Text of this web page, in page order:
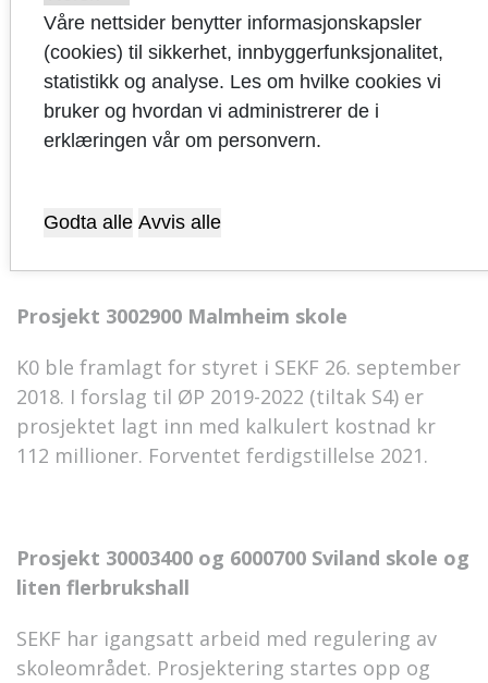
K2 framlagt for styret i SEKF 22. august 2018,
med kostnad kr 268 millioner, som er i samsvar
med ØP 2018-2021. Prosjektet skal
gjennomføres som modifisert totalentreprise.
Skolen skal stå ferdig til skolestart i august
forbindelse med utarbeidelse av kontrakt.
Prosjekt 3002900 Malmheim skole
K0 ble framlagt for styret i SEKF 26. september
2018. I forslag til ØP 2019-2022 (tiltak S4) er
prosjektet lagt inn med kalkulert kostnad kr
112 millioner. Forventet ferdigstillelse 2021.
Prosjekt 30003400 og 6000700 Sviland skole og
liten flerbrukshall
SEKF har igangsatt arbeid med regulering av
skoleområdet. Prosjektering startes opp og
Våre nettsider benytter informasjonskapsler
(cookies) til sikkerhet, innbyggerfunksjonalitet,
statistikk og analyse. Les om hvilke cookies vi
bruker og hvordan vi administrerer de i
erklæringen vår om personvern.
Godta alle Avvis alle